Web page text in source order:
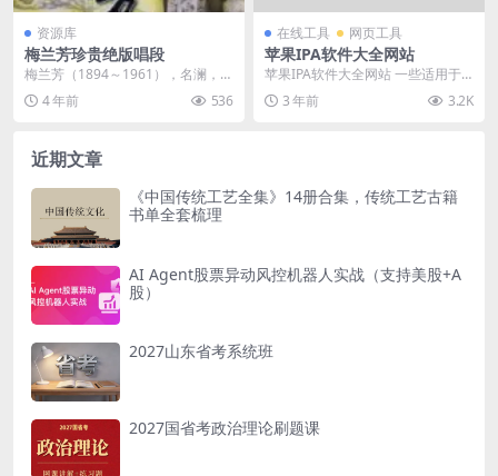
资源库
梅兰芳珍贵绝版唱段
梅兰芳（1894～1961），名澜，字
畹华。汉族，江苏泰州人，长期寓
居北京。出身...
4 年前 536
在线工具 网页工具
苹果IPA软件大全网站
苹果IPA软件大全网站 一些适用于
喜欢折腾的用户的苹果IPA软件网站
大全。这些网...
3 年前 3.2K
近期文章
《中国传统工艺全集》14册合集，传统工艺古籍
书单全套梳理
AI Agent股票异动风控机器人实战（支持美股+A
股）
2027山东省考系统班
2027国省考政治理论刷题课